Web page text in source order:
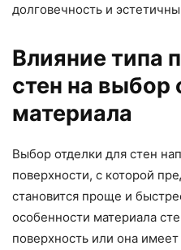
долговечность и
Влияние типа
стен на выбор
материала
Выбор отделки для стен
поверхности, с которой
становится проще и
особенности материала
поверхность или она